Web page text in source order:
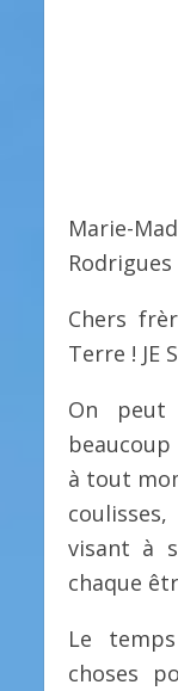
Marie-
Rodrigues
Chers
Terre ! JE
On peut
à tout
visant à
chaque
Le
choses